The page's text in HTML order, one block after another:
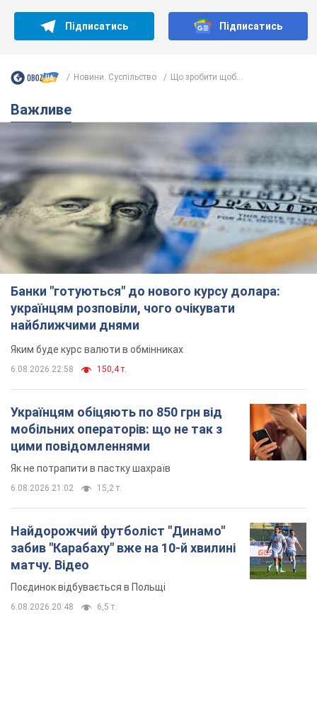
Підписатись Підписатись
Новини. Суспільство Що зробити щоб...
Важливе
Банки "готуються" до нового курсу долара:
українцям розповіли, чого очікувати
найближчими днями
Яким буде курс валюти в обмінниках
6.08.2026 22:58 150,4 т.
Українцям обіцяють по 850 грн від
мобільних операторів: що не так з
цими повідомленнями
Як не потрапити в пастку шахраїв
6.08.2026 21:02 15,2 т.
Найдорожчий футболіст "Динамо"
забив "Карабаху" вже на 10-й хвилині
матчу. Відео
Поєдинок відбувається в Польщі
6.08.2026 20:48 6,5 т.